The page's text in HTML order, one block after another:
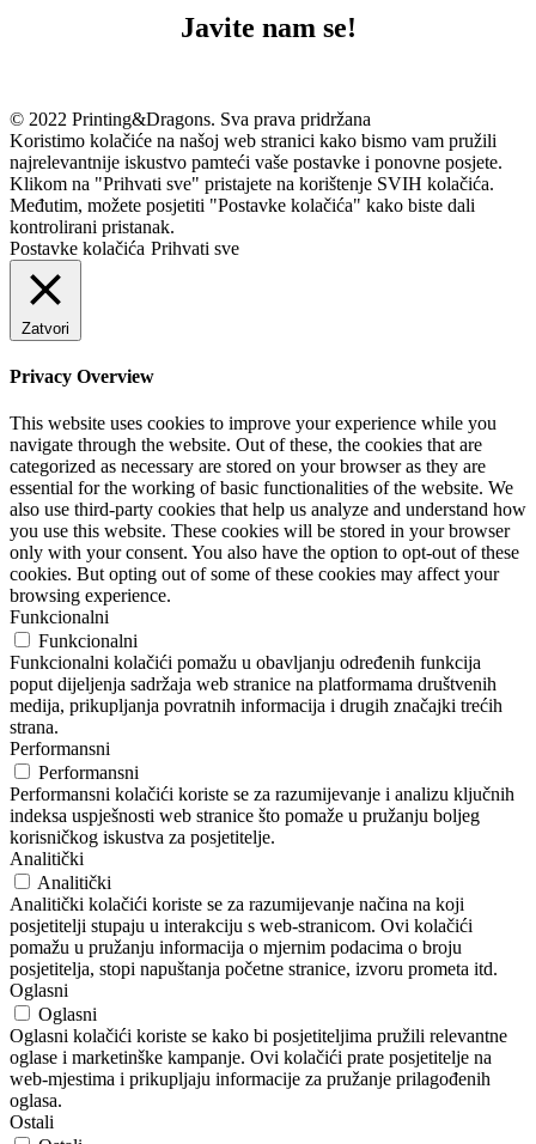
Javite nam se!
© 2022 Printing&Dragons. Sva prava pridržana
Koristimo kolačiće na našoj web stranici kako bismo vam pružili
najrelevantnije iskustvo pamteći vaše postavke i ponovne posjete.
Klikom na "Prihvati sve" pristajete na korištenje SVIH kolačića.
Međutim, možete posjetiti "Postavke kolačića" kako biste dali
kontrolirani pristanak.
Postavke kolačića Prihvati sve
Zatvori
Privacy Overview
This website uses cookies to improve your experience while you
navigate through the website. Out of these, the cookies that are
categorized as necessary are stored on your browser as they are
essential for the working of basic functionalities of the website. We
also use third-party cookies that help us analyze and understand how
you use this website. These cookies will be stored in your browser
only with your consent. You also have the option to opt-out of these
cookies. But opting out of some of these cookies may affect your
browsing experience.
Funkcionalni
Funkcionalni
Funkcionalni kolačići pomažu u obavljanju određenih funkcija
poput dijeljenja sadržaja web stranice na platformama društvenih
medija, prikupljanja povratnih informacija i drugih značajki trećih
strana.
Performansni
Performansni
Performansni kolačići koriste se za razumijevanje i analizu ključnih
indeksa uspješnosti web stranice što pomaže u pružanju boljeg
korisničkog iskustva za posjetitelje.
Analitički
Analitički
Analitički kolačići koriste se za razumijevanje načina na koji
posjetitelji stupaju u interakciju s web-stranicom. Ovi kolačići
pomažu u pružanju informacija o mjernim podacima o broju
posjetitelja, stopi napuštanja početne stranice, izvoru prometa itd.
Oglasni
Oglasni
Oglasni kolačići koriste se kako bi posjetiteljima pružili relevantne
oglase i marketinške kampanje. Ovi kolačići prate posjetitelje na
web-mjestima i prikupljaju informacije za pružanje prilagođenih
oglasa.
Ostali